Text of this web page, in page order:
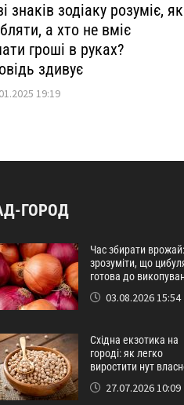
знаків зодіаку розуміє, як
а хто не вміє
гроші в руках?
здивує
19:19
ГОРОД
Час збирати
зрозуміти, що
готова до
03.08.2026 15:54
Східна екзотика на
городі: як легко
виростити нут
27.07.2026 10:09